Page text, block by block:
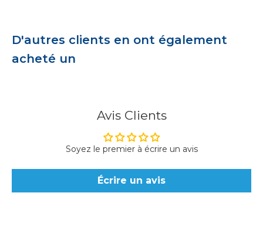
D'autres clients en ont également
acheté un
Avis Clients
Soyez le premier à écrire un avis
Écrire un avis